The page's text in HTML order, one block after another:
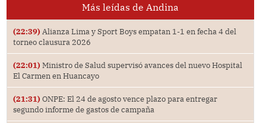
Más leídas de Andina
(22:39) Alianza Lima y Sport Boys empatan 1-1 en fecha 4 del
torneo clausura 2026
(22:01) Ministro de Salud supervisó avances del nuevo Hospital
El Carmen en Huancayo
(21:31) ONPE: El 24 de agosto vence plazo para entregar
segundo informe de gastos de campaña